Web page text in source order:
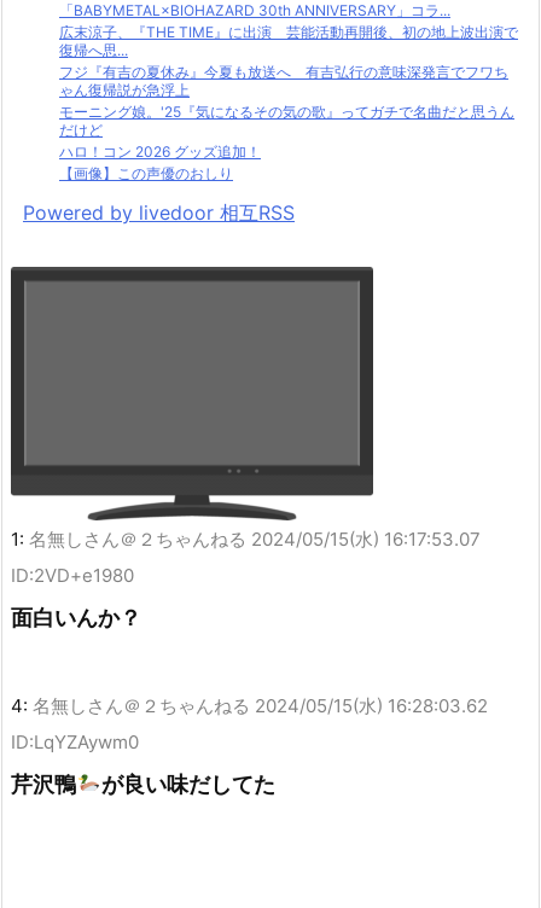
「BABYMETAL×BIOHAZARD 30th ANNIVERSARY」コラ...
広末涼子、『THE TIME』に出演 芸能活動再開後、初の地上波出演で
復帰へ思...
フジ『有吉の夏休み』今夏も放送へ 有吉弘行の意味深発言でフワち
ゃん復帰説が急浮上
モーニング娘。'25『気になるその気の歌』ってガチで名曲だと思うん
だけど
ハロ！コン 2026 グッズ追加！
【画像】この声優のおしり
Powered by livedoor 相互RSS
1: 名無しさん＠２ちゃんねる 2024/05/15(水) 16:17:53.07
ID:2VD+e1980
面白いんか？
4: 名無しさん＠２ちゃんねる 2024/05/15(水) 16:28:03.62
ID:LqYZAywm0
芹沢鴨 が良い味だしてた